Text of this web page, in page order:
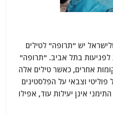
יש "תרופה" לטילים
לפגיעות בתל אביב. "תרופה"
אחרים, כאשר טילים אלה
וצבאי על הפלסטינים
אינן יעילות עוד, אפילו